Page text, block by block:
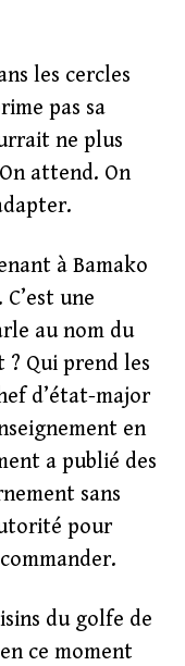
les cercles
pas sa
ne plus
attend. On
à Bamako
une
au nom du
Qui prend les
d’état-major
en
a publié des
sans
pour
du golfe de
ce moment